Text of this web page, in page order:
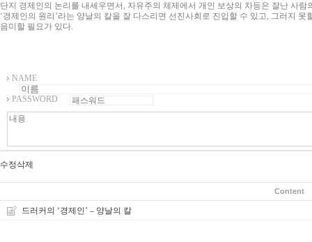
단지 경제인의 논리를 내세우면서, 자유주의 체제에서 개인 보상의 차등은 잘난 사
‘경제인의 원리’라는 양날의 칼을 잘 다스리면 선진사회로 진입할 수 있고, 그러지
음미할 필요가 있다.
NAME
PASSWORD
수정삭제
Content
드러커의 ‘경제인’ – 양날의 칼